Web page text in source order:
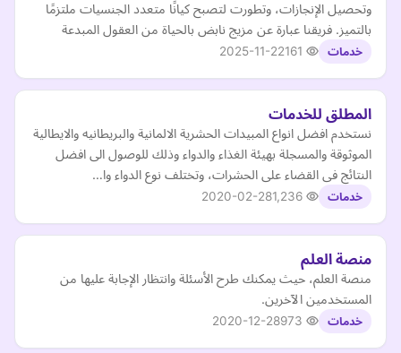
وتحصيل الإنجازات، وتطورت لتصبح كيانًا متعدد الجنسيات ملتزمًا
بالتميز. فريقنا عبارة عن مزيج نابض بالحياة من العقول المبدعة
خدمات 2025-11-22
المطلق للخدمات
نستخدم افضل انواع المبيدات الحشرية الالمانية والبريطانيه والايطالية
الموثوقة والمسجلة بهيئة الغذاء والدواء وذلك للوصول الى افضل
النتائج فى القضاء على الحشرات، وتختلف نوع الدواء وا…
خدمات 2020-02-28
منصة العلم
منصة العلم، حيث يمكنك طرح الأسئلة وانتظار الإجابة عليها من
المستخدمين الآخرين.
خدمات 2020-12-28